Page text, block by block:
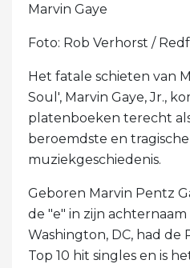
Marvin Gaye
Foto: Rob Verhorst /
Het fatale schieten van
Soul', Marvin Gaye, Jr.,
platenboeken terecht
beroemdste en
muziekgeschiedenis.
Geboren Marvin Pentz
de "e" in zijn achternaam
Washington, DC, had de
Top 10 hit singles en is